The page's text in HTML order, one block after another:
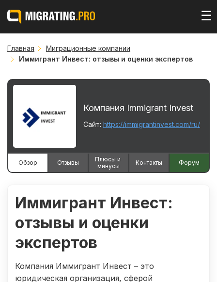
☰
Главная
Миграционные компании
Иммигрант Инвест: отзывы и оценки экспертов
Компания Immigrant Invest
Сайт: https://immigrantinvest.com/ru/
Обзор Отзывы
Плюсы и
минусы
Контакты Форум
Иммигрант Инвест:
отзывы и оценки
экспертов
Компания Иммигрант Инвест – это
юридическая организация, сферой